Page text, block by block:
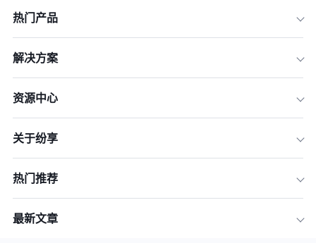
热门产品
解决方案
资源中心
关于纷享
热门推荐
最新文章